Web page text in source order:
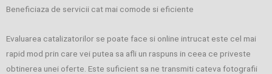
Beneficiaza de servicii cat mai comode si eficiente
Evaluarea catalizatorilor se poate face si online intrucat este cel mai
rapid mod prin care vei putea sa afli un raspuns in ceea ce priveste
obtinerea unei oferte. Este suficient sa ne transmiti cateva fotografii